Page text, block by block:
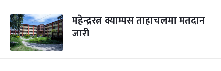
महेन्द्ररत्न क्याम्पस ताहाचलमा मतदान
जारी